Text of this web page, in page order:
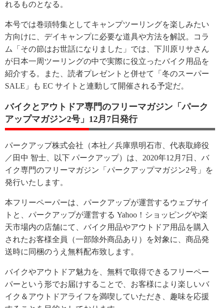
れるものとなる。
本号では巻頭特集としてキャンプツーリングを楽しみたい
方向けに、デイキャンプに必要な道具や方法を解説。コラ
ム「その節はお世話になりました」では、下川原リサさん
が日本一周ツーリングの中で実際に役立ったバイク用品を
紹介する。また、読者プレゼントと併せて「冬のスーパー
SALE」も EC サイトと連動して開催される予定だ。
バイクとアウトドア専門のフリーマガジン「パーク
アップマガジン2号」12月7日発行
パークアップ株式会社（本社／兵庫県明石市、代表取締役
／田中 智士、以下 パークアップ）は、2020年12月7日、バ
イク専門のフリーマガジン「パークアップマガジン2号」を
発行いたします。
本フリーペーパーは、パークアップが運営するウェブサイ
トと、パークアップが運営する Yahoo！ショッピングや楽
天市場内の店舗にて、バイク用品やアウトドア用品を購入
されたお客様全員（一部除外商品あり）を対象に、商品発
送時に同梱のうえ無料配布致します。
バイクやアウトドア魅力を、無料で取得できるフリーペー
パーという形でお届けすることで、お客様により楽しいバ
イク＆アウトドアライフを満喫していただき、趣味を応援